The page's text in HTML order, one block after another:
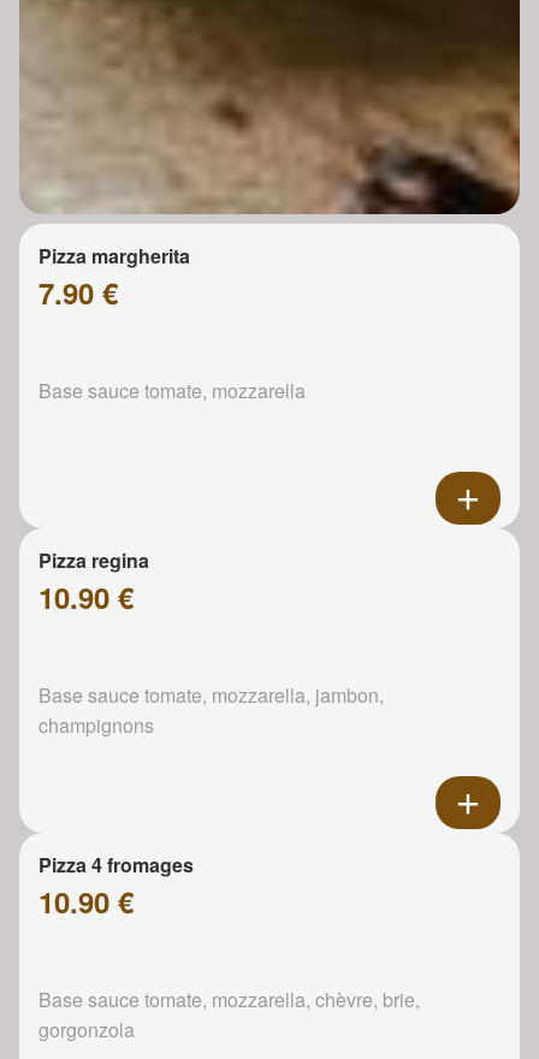
Pizza margherita
7.90 €
Base sauce tomate, mozzarella
Pizza regina
10.90 €
Base sauce tomate, mozzarella, jambon,
champignons
Pizza 4 fromages
10.90 €
Base sauce tomate, mozzarella, chèvre, brie,
gorgonzola